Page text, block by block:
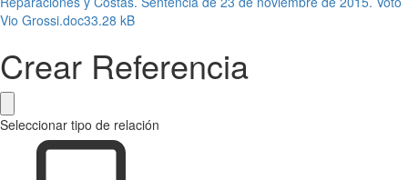
Vio Grossi.doc33.28 kB
Crear Referencia
Seleccionar tipo de relación